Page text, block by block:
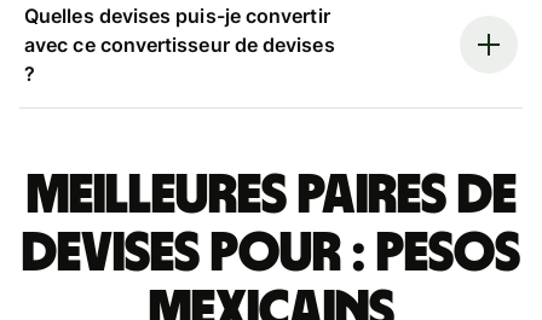
Quelles devises puis-je convertir
avec ce convertisseur de devises
?
Meilleures paires de
devises pour : pesos